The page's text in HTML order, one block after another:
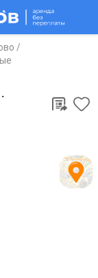
/
⋅